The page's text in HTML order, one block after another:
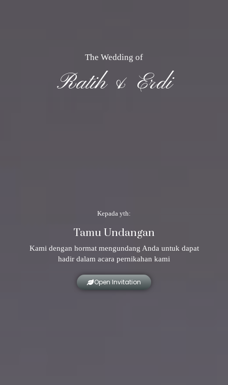
The Wedding of
Ratih & Erdi
Kepada yth:
Tamu Undangan
Kami dengan hormat mengundang Anda untuk dapat
hadir dalam acara pernikahan kami
Open Invitation